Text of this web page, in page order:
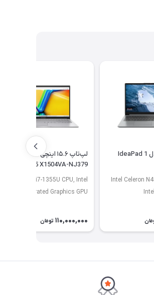
لپ تاپ لنوو مدل IdeaPad 1
Intel Celeron
لپ‌تاپ ۱۵.۶ اینچی ایسوس مدل
Vivobook 15 X1504VA-NJ379
Core i7-1355U CPU, Intel
Integrated Graphics GPU
110,000,000 تومان